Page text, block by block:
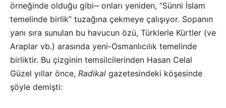
örneğinde olduğu gibi‒ onları yeniden, “Sünni İslam
temelinde birlik” tuzağına çekmeye çalışıyor. Sopanın
yanı sıra sunulan bu havucun özü, Türklerle Kürtler (ve
Araplar vb.) arasında yeni-Osmanlıcılık temelinde
birliktir. Bu çizginin temsilcilerinden Hasan Celal
Güzel yıllar önce, Radikal gazetesindeki köşesinde
şöyle demişti: